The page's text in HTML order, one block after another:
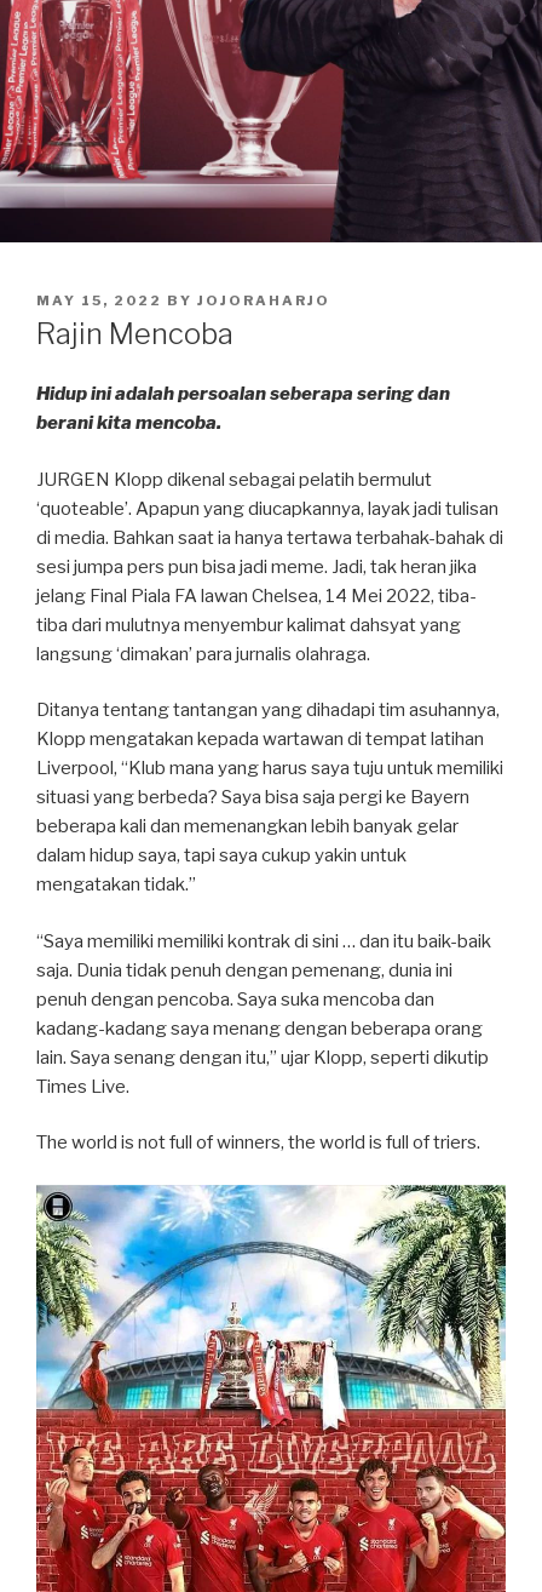
POSTED
ON
MAY 15, 2022 BY JOJORAHARJO
Rajin Mencoba
Hidup ini adalah persoalan seberapa sering dan
berani kita mencoba.
JURGEN Klopp dikenal sebagai pelatih bermulut
‘quoteable’. Apapun yang diucapkannya, layak jadi tulisan
di media. Bahkan saat ia hanya tertawa terbahak-bahak di
sesi jumpa pers pun bisa jadi meme. Jadi, tak heran jika
jelang Final Piala FA lawan Chelsea, 14 Mei 2022, tiba-
tiba dari mulutnya menyembur kalimat dahsyat yang
langsung ‘dimakan’ para jurnalis olahraga.
Ditanya tentang tantangan yang dihadapi tim asuhannya,
Klopp mengatakan kepada wartawan di tempat latihan
Liverpool, “Klub mana yang harus saya tuju untuk memiliki
situasi yang berbeda? Saya bisa saja pergi ke Bayern
beberapa kali dan memenangkan lebih banyak gelar
dalam hidup saya, tapi saya cukup yakin untuk
mengatakan tidak.”
“Saya memiliki memiliki kontrak di sini … dan itu baik-baik
saja. Dunia tidak penuh dengan pemenang, dunia ini
penuh dengan pencoba. Saya suka mencoba dan
kadang-kadang saya menang dengan beberapa orang
lain. Saya senang dengan itu,” ujar Klopp, seperti dikutip
Times Live.
The world is not full of winners, the world is full of triers.